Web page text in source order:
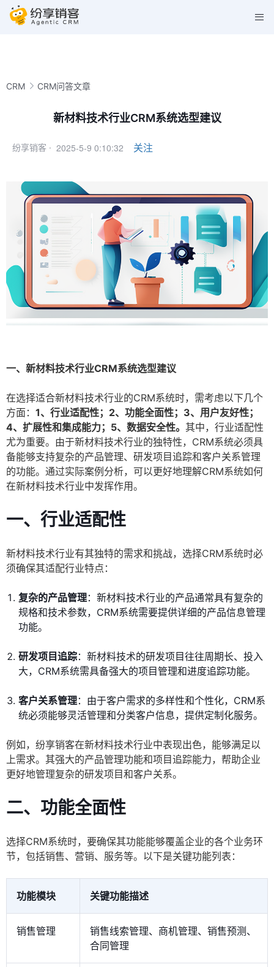
CRM CRM问答文章
新材料技术行业CRM系统选型建议
纷享销客 · 2025-5-9 0:10:32 关注
一、新材料技术行业CRM系统选型建议
在选择适合新材料技术行业的CRM系统时，需考虑以下几个
方面： 1、行业适配性；2、功能全面性；3、用户友好性；
4、扩展性和集成能力；5、数据安全性。 其中，行业适配性
尤为重要。由于新材料技术行业的独特性，CRM系统必须具
备能够支持复杂的产品管理、研发项目追踪和客户关系管理
的功能。通过实际案例分析，可以更好地理解CRM系统如何
在新材料技术行业中发挥作用。
一、行业适配性
新材料技术行业有其独特的需求和挑战，选择CRM系统时必
须确保其适配行业特点：
复杂的产品管理：新材料技术行业的产品通常具有复杂的
规格和技术参数，CRM系统需要提供详细的产品信息管理
功能。
研发项目追踪：新材料技术的研发项目往往周期长、投入
大，CRM系统需具备强大的项目管理和进度追踪功能。
客户关系管理：由于客户需求的多样性和个性化，CRM系
统必须能够灵活管理和分类客户信息，提供定制化服务。
例如，纷享销客在新材料技术行业中表现出色，能够满足以
上需求。其强大的产品管理功能和项目追踪能力，帮助企业
更好地管理复杂的研发项目和客户关系。
二、功能全面性
选择CRM系统时，要确保其功能能够覆盖企业的各个业务环
节，包括销售、营销、服务等。以下是关键功能列表：
功能模块 关键功能描述
销售管理
销售线索管理、商机管理、销售预测、
合同管理